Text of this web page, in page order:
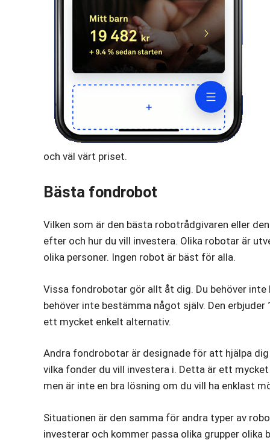
och väl värt priset.
Bästa fondrobot
Vilken som är den bästa robotrådgivaren eller
efter och hur du vill investera. Olika robotar är
olika personer. Ingen robot är bäst för alla.
Vissa fondrobotar gör allt åt dig. Du behöver
behöver inte bestämma något själv. Den
ett mycket enkelt alternativ.
Andra fondrobotar är designade för att hjälpa
vilka fonder du vill investera i. Detta är ett
men är inte en bra lösning om du vill ha enklast
Situationen är den samma för andra typer av
investerar och kommer passa olika grupper